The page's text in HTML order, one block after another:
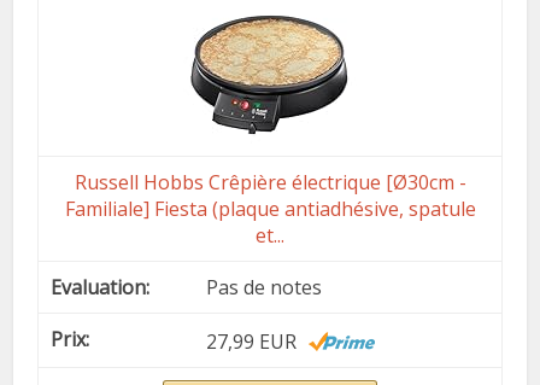
Russell Hobbs Crêpière électrique [Ø30cm -
Familiale] Fiesta (plaque antiadhésive, spatule
et...
Pas de notes
27,99 EUR